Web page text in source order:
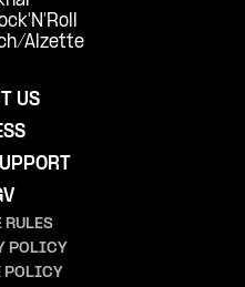
Alzette
US
RULES
POLICY
POLICY